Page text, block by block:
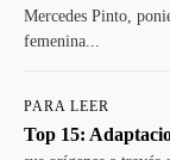
Mercedes Pinto,
femenina...
PARA LEER
Top 15: